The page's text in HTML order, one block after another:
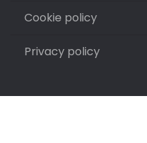
Cookie policy
Privacy policy